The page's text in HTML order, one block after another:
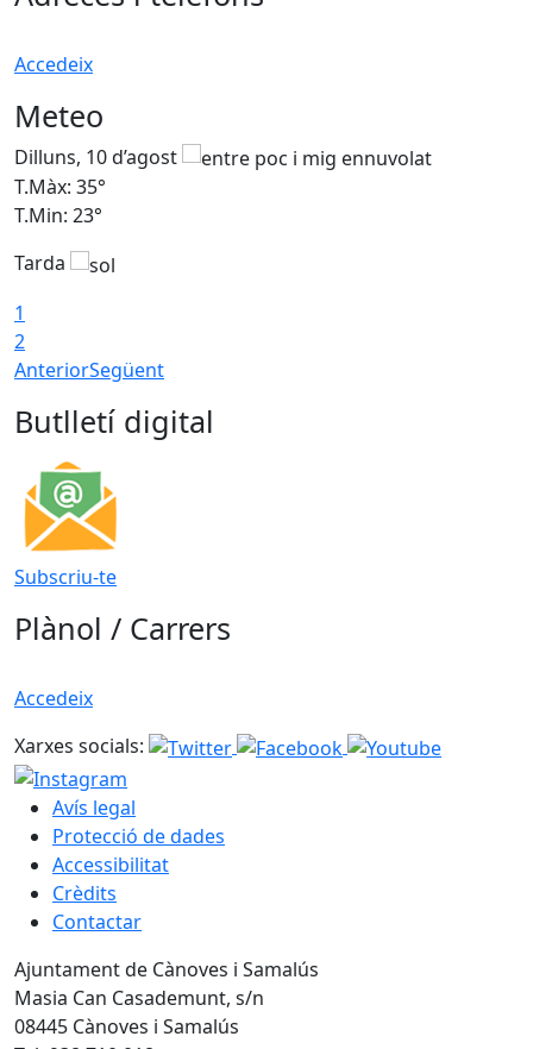
Accedeix
Meteo
Dilluns, 10 d’agost
T.Màx: 35°
T.Min: 23°
Tarda
1
2
AnteriorSegüent
Butlletí digital
Subscriu-te
Plànol / Carrers
Accedeix
Xarxes socials:
Avís legal
Protecció de dades
Accessibilitat
Crèdits
Contactar
Ajuntament de Cànoves i Samalús
Masia Can Casademunt, s/n
08445 Cànoves i Samalús